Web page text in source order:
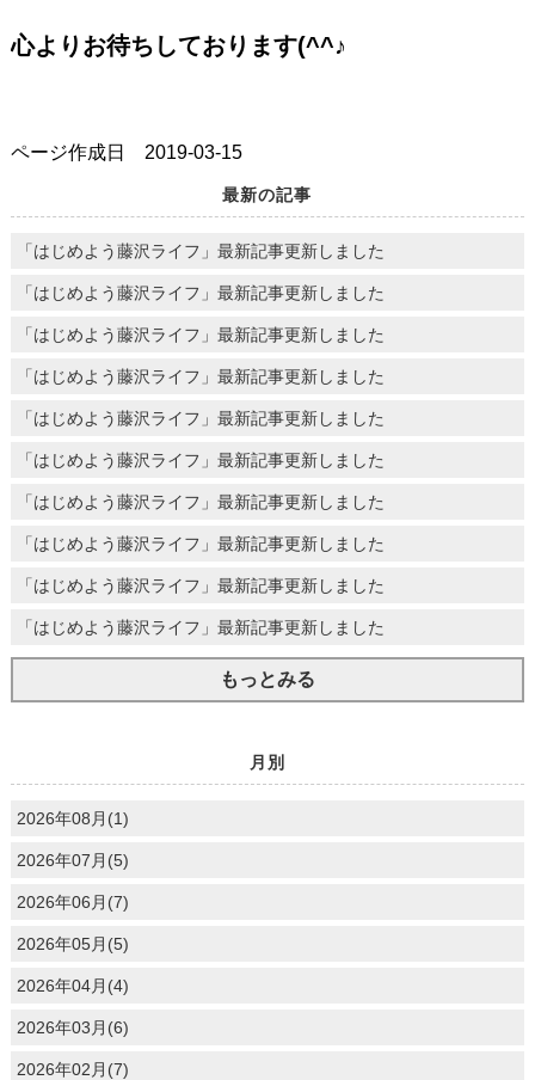
心よりお待ちしております(^^♪
ページ作成日 2019-03-15
最新の記事
「はじめよう藤沢ライフ」最新記事更新しました
「はじめよう藤沢ライフ」最新記事更新しました
「はじめよう藤沢ライフ」最新記事更新しました
「はじめよう藤沢ライフ」最新記事更新しました
「はじめよう藤沢ライフ」最新記事更新しました
「はじめよう藤沢ライフ」最新記事更新しました
「はじめよう藤沢ライフ」最新記事更新しました
「はじめよう藤沢ライフ」最新記事更新しました
「はじめよう藤沢ライフ」最新記事更新しました
「はじめよう藤沢ライフ」最新記事更新しました
もっとみる
月別
2026年08月(1)
2026年07月(5)
2026年06月(7)
2026年05月(5)
2026年04月(4)
2026年03月(6)
2026年02月(7)